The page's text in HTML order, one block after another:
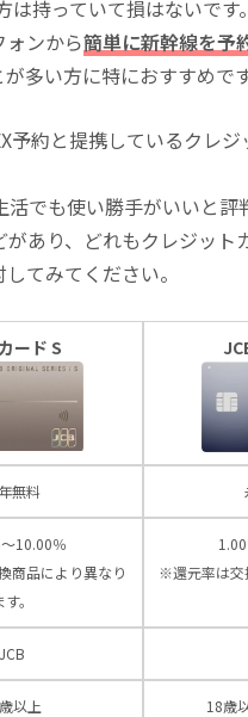
持っていて損はないです。
ンから簡単に新幹線を予
多い方に特におすすめです
予約と提携しているクレ
でも使い勝手がいいと評
があり、どれもクレジット
てみてください。
ード S
無料
10.00％
品により異なり
す。
※還元率は交
JCB
以上
18歳